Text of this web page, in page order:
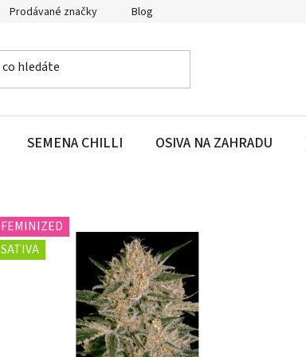
Prodávané značky Blog
SEMENA CHILLI OSIVA NA ZAHRADU
FEMINIZED
SATIVA